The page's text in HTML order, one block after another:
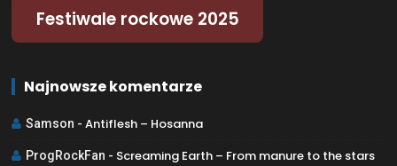
Festiwale rockowe 2025
Najnowsze komentarze
Samson -Antiflesh – Hosanna
ProgRockFan - Screaming Earth – From manure to the stars